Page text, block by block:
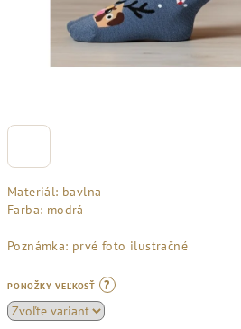
Materiál: bavlna
Farba: modrá
Poznámka: prvé foto ilustračné
PONOŽKY VEĽKOSŤ ?